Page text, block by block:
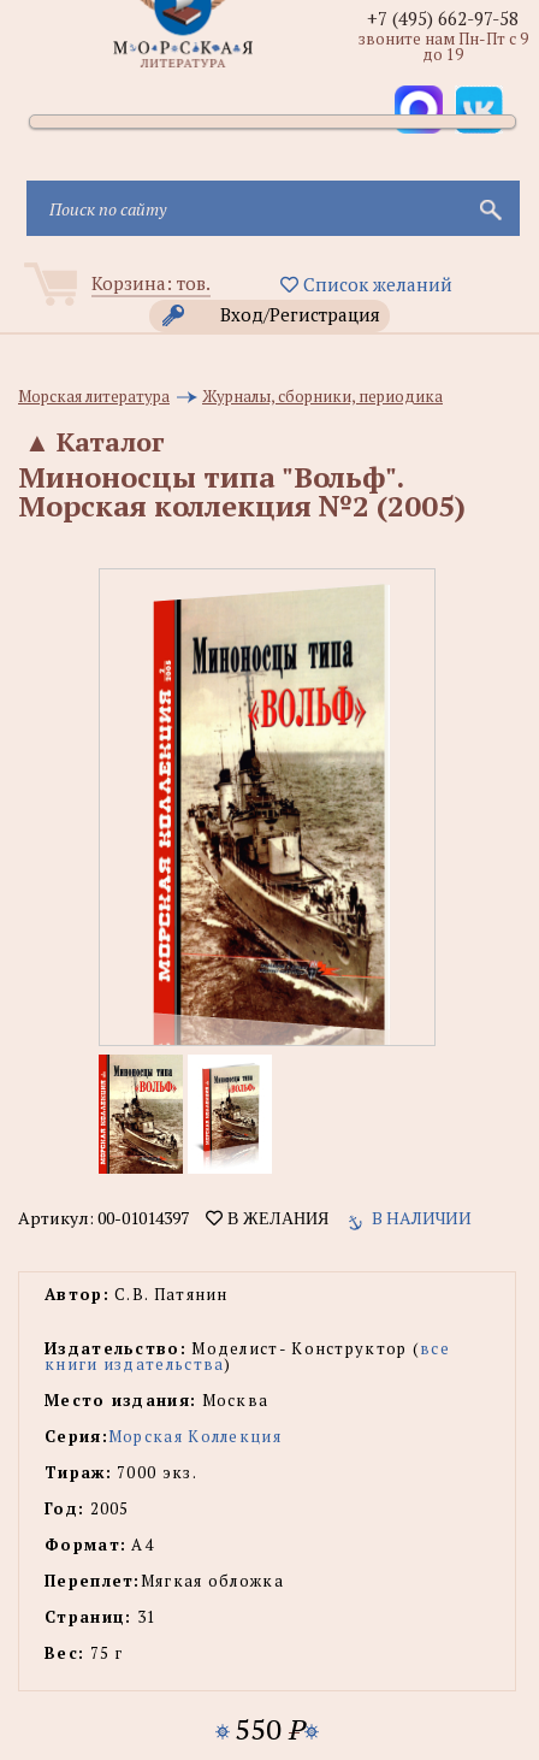
Корзина: тов.
Список желаний
Вход/Регистрация
+7 (495) 662-97-58
звоните нам Пн-Пт с 9
до 19
Морская литература Журналы, сборники, периодика
Каталог
▲
Миноносцы типа "Вольф".
Морская коллекция №2 (2005)
Артикул: 00-01014397 В ЖЕЛАНИЯ В НАЛИЧИИ
Автор: С.В. Патянин
Издательство: Моделист- Конструктор (все
книги издательства)
Место издания: Москва
Серия:Морская Коллекция
Тираж: 7000 экз.
Год: 2005
Формат: А4
Переплет:Мягкая обложка
Страниц: 31
Вес: 75 г
550P